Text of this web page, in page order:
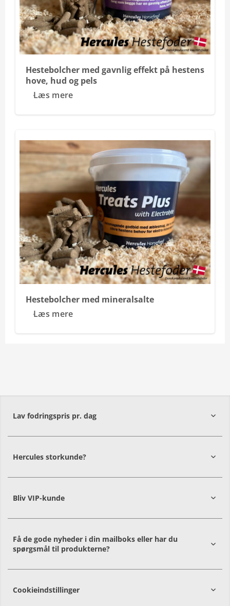
Hestebolcher med gavnlig effekt på hestens
hove, hud og pels
Læs mere
Hestebolcher med mineralsalte
Læs mere
Lav fodringspris pr. dag
Hercules storkunde?
Bliv VIP-kunde
Få de gode nyheder i din mailboks eller har du
spørgsmål til produkterne?
Cookieindstillinger